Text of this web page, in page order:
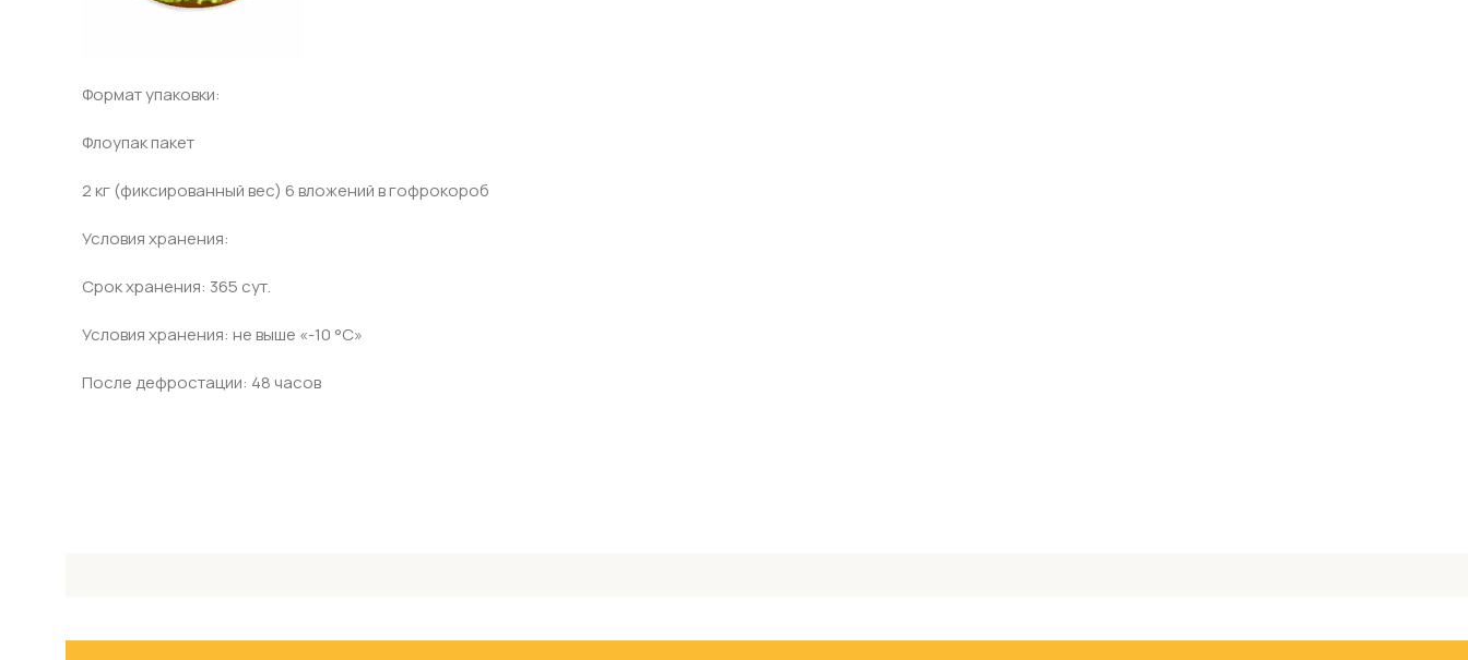
Формат упаковки:
Флоупак пакет
2 кг (фиксированный вес) 6 вложений в гофрокороб
Условия хранения:
Срок хранения: 365 сут.
Условия хранения: не выше «-10 °С»
После дефростации: 48 часов